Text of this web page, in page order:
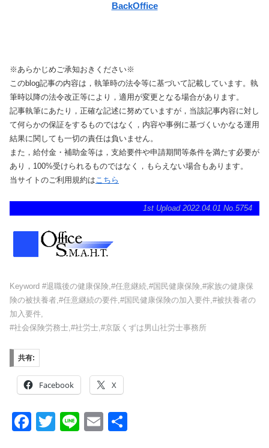
BackOffice
※あらかじめご承知おきください※
このblog記事の内容は，執筆時の法令等に基づいて記載しています。執
筆時以降の法令改正等により，適用が変更となる場合があります。
記事執筆にあたり，正確な記述に努めていますが，当該記事内容に対し
て何らかの保証をするものではなく，内容や事例に基づくいかなる運用
結果に関しても一切の責任は負いません。
また，給付金・補助金等は，支給要件や申請期間等条件を満たす必要が
あり，100%受けられるものではなく，もらえない場合もあります。
当サイトのご利用規約はこちら
1st Upload 2022.04.01 No.5754
Keyword #退職後の健康保険,#任意継続,#国民健康保険,#家族の健康保
険の被扶養者,#任意継続の要件,#国民健康保険の加入要件,#被扶養者の
加入要件,
#社会保険労務士,#社労士,#京阪くずは男山社労士事務所
共有:
Facebook X
F
T
Li
E